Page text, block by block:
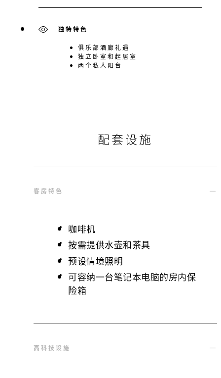
独特特色
俱乐部酒廊礼遇
独立卧室和起居室
两个私人阳台
配套设施
客房特色
咖啡机
按需提供水壶和茶具
预设情境照明
可容纳一台笔记本电脑的房内保
险箱
高科技设施